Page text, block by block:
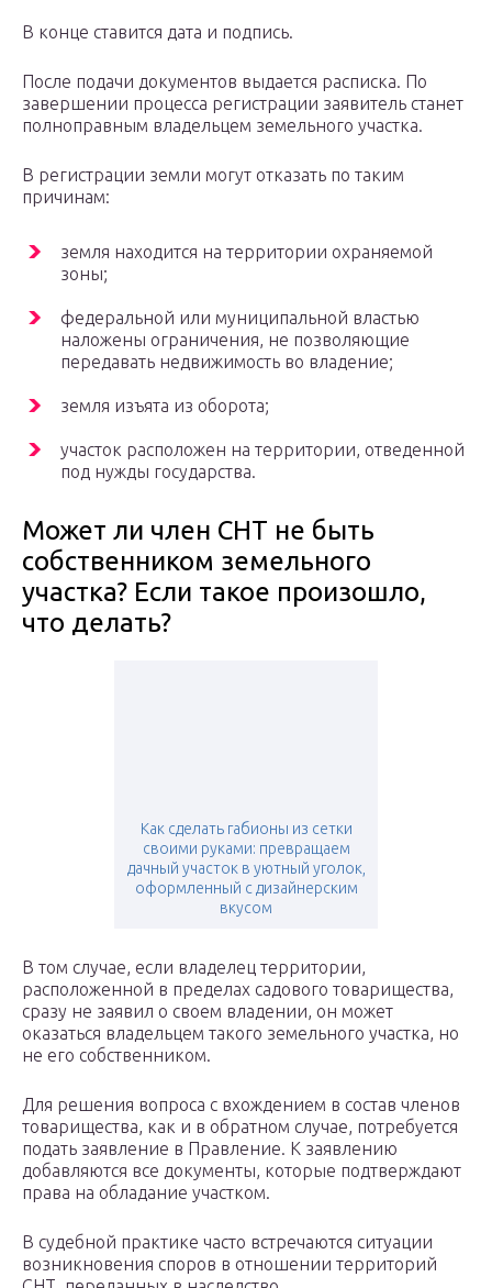
В конце ставится дата и подпись.
После подачи документов выдается расписка. По
завершении процесса регистрации заявитель станет
полноправным владельцем земельного участка.
В регистрации земли могут отказать по таким
причинам:
земля находится на территории охраняемой
зоны;
федеральной или муниципальной властью
наложены ограничения, не позволяющие
передавать недвижимость во владение;
земля изъята из оборота;
участок расположен на территории, отведенной
под нужды государства.
Может ли член СНТ не быть
собственником земельного
участка? Если такое произошло,
что делать?
Как сделать габионы из сетки
своими руками: превращаем
дачный участок в уютный уголок,
оформленный с дизайнерским
вкусом
В том случае, если владелец территории,
расположенной в пределах садового товарищества,
сразу не заявил о своем владении, он может
оказаться владельцем такого земельного участка, но
не его собственником.
Для решения вопроса с вхождением в состав членов
товарищества, как и в обратном случае, потребуется
подать заявление в Правление. К заявлению
добавляются все документы, которые подтверждают
права на обладание участком.
В судебной практике часто встречаются ситуации
возникновения споров в отношении территорий